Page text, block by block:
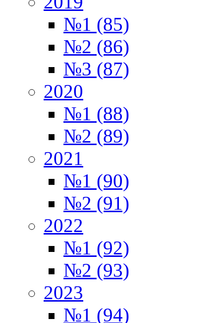
№1 (85)
№2 (86)
№3 (87)
2020
№1 (88)
№2 (89)
2021
№1 (90)
№2 (91)
2022
№1 (92)
№2 (93)
2023
№1 (94)